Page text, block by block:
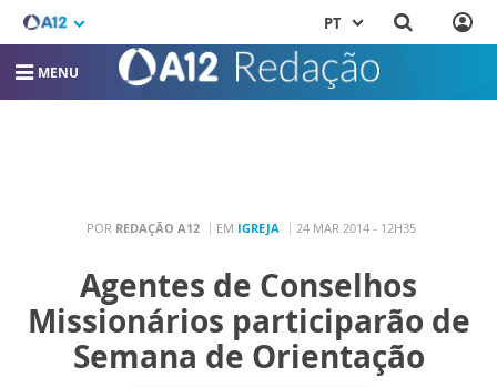
PT
MENU
POR REDAÇÃO A12 EM IGREJA 24 MAR 2014 - 12H35
Agentes de Conselhos
Missionários participarão de
Semana de Orientação